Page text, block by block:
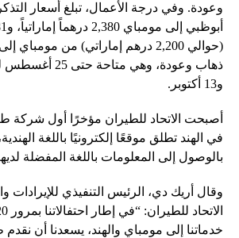
وعودة. وفي درجة الأعمال، تبلغ أسعار
(حوالي 2,200 درهم إماراتي) من
و13 أكتوبر.
أصبحت الاتحاد للطيران مؤخرًا أول شركة
في الهند تطلق موقعًا إلكترونيًا باللغة
بالوصول إلى المعلومات باللغة المفضلة
وقال أريك دي، الرئيس التنفيذي للإيرادات
خدماتنا إلى مومباي والهند، يسعدنا أن نقدم